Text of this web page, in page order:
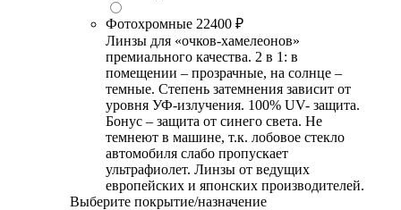
Фотохромные 22400 ₽
Линзы для «очков-хамелеонов»
премиального качества. 2 в 1: в
помещении – прозрачные, на солнце –
темные. Степень затемнения зависит от
уровня УФ-излучения. 100% UV- защита.
Бонус – защита от синего света. Не
темнеют в машине, т.к. лобовое стекло
автомобиля слабо пропускает
ультрафиолет. Линзы от ведущих
европейских и японских производителей.
Выберите покрытие/назначение